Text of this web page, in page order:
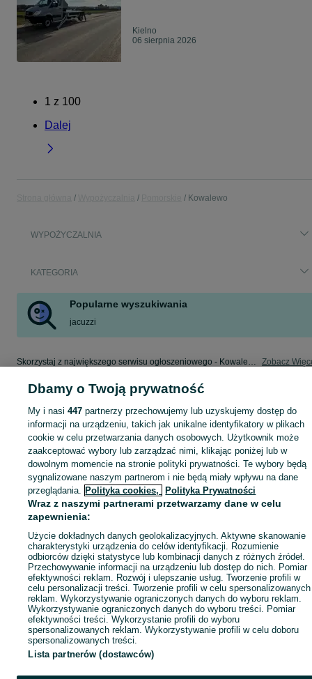
Kielno
06 sierpnia 2026
1 z 100
Dalej
Kowalewo
WYPOŻYCZALNIA
KATEGORIA
Popularne wyszukiwania
jacuzzi
Skorzystaj z największego serwisu ogłoszeniowego - Kowalewo i okolice! - kupuj lub sprzedawaj jeszcze wygodniej w kategorii Wypożyczalnia! Zobacz
Mapa kategorii
Mapa miejscowości
Mapa ministron
Popularne wyszukiwania
Dbamy o Twoją prywatność
My i nasi447 partnerzy przechowujemy lub uzyskujemy dostęp do
informacji na urządzeniu, takich jak unikalne identyfikatory w plikach
cookie w celu przetwarzania danych osobowych. Użytkownik może
zaakceptować wybory lub zarządzać nimi, klikając poniżej lub w
dowolnym momencie na stronie polityki prywatności. Te wybory będą
sygnalizowane naszym partnerom i nie będą miały wpływu na dane
przeglądania. Polityka cookies, Polityka Prywatności
Wraz z naszymi partnerami przetwarzamy dane w celu
zapewnienia:
Użycie dokładnych danych geolokalizacyjnych. Aktywne skanowanie
charakterystyki urządzenia do celów identyfikacji. Rozumienie
odbiorców dzięki statystyce lub kombinacji danych z różnych źródeł.
Przechowywanie informacji na urządzeniu lub dostęp do nich. Pomiar
efektywności reklam. Rozwój i ulepszanie usług. Tworzenie profili w
celu personalizacji treści. Tworzenie profili w celu spersonalizowanych
reklam. Wykorzystywanie ograniczonych danych do wyboru reklam.
Wykorzystywanie ograniczonych danych do wyboru treści. Pomiar
efektywności treści. Wykorzystanie profili do wyboru
spersonalizowanych reklam. Wykorzystywanie profili w celu doboru
spersonalizowanych treści.
Lista partnerów (dostawców)